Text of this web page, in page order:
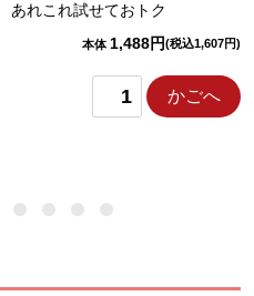
あれこれ試せておトク
本体 1,488円(税込1,607円)
かごへ